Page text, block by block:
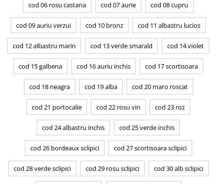
cod 06 rosu castana cod 07 aurie cod 08 cupru
cod 09 auriu verzui cod 10 bronz cod 11 albastru lucios
cod 12 albastru marin cod 13 verde smarald cod 14 violet
cod 15 galbena cod 16 auriu inchis cod 17 scortisoara
cod 18 neagra cod 19 alba cod 20 maro roscat
cod 21 portocalie cod 22 rosu vin cod 23 roz
cod 24 albastru inchis cod 25 verde inchis
cod 26 bordeaux sclipici cod 27 scortisoara sclipici
cod 28 verde sclipici cod 29 rosu sclipici cod 30 alb sclipici